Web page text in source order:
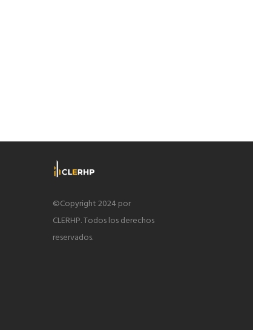
©Copyright 2024 por
CLERHP. Todos los derechos
reservados.